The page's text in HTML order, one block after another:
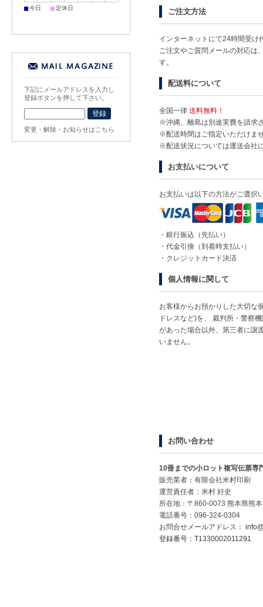
ご注文方法
インターネットにて24時間受け
ご注文やご質問メールの対応は
す。
配送料について
全国一律 送料無料！
※沖縄、離島は別途実費を請求
※配送時間はご指定いただけま
※配送状況については運送会社
お支払いについて
お支払いは以下の方法がご選択
・銀行振込（先払い）
・代金引換（到着時支払い）
・クレジットカード決済
個人情報に関して
お客様からお預かりした大切な
ドレスなど)を、 裁判所・警察
があった場合以外、第三者に譲
いません。
お問い合わせ
10冊までの小ロット複写伝票専
販売業者：有限会社米村印刷
運営責任者：米村 好史
所在地：〒860-0073 熊本県熊
電話番号：096-324-0304
お問合せメールアドレス：
登録番号：T1330002011291
■今日 ■定休日
下記にメールアドレスを入力し
登録ボタンを押して下さい。
変更・解除・お知らせはこちら